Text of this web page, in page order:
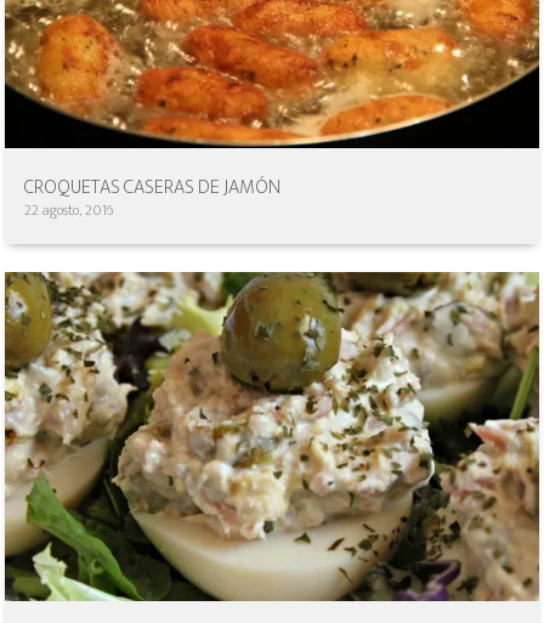
CROQUETAS CASERAS DE JAMÓN
22 agosto, 2016